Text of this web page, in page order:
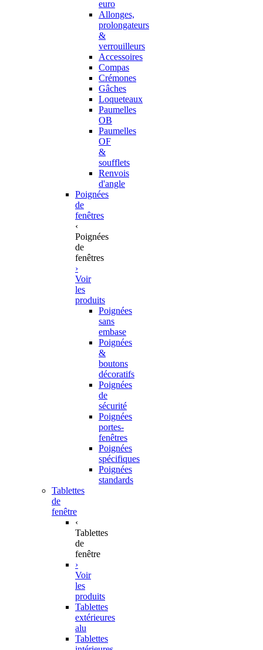
euro
Allonges,
prolongateurs
&
verrouilleurs
Accessoires
Compas
Crémones
Gâches
Loqueteaux
Paumelles
OB
Paumelles
OF
&
soufflets
Renvois
d'angle
Poignées
de
fenêtres
‹
Poignées
de
fenêtres
›
Voir
les
produits
Poignées
sans
embase
Poignées
&
boutons
décoratifs
Poignées
de
sécurité
Poignées
portes-
fenêtres
Poignées
spécifiques
Poignées
standards
Tablettes
de
fenêtre
‹
Tablettes
de
fenêtre
›
Voir
les
produits
Tablettes
extérieures
alu
Tablettes